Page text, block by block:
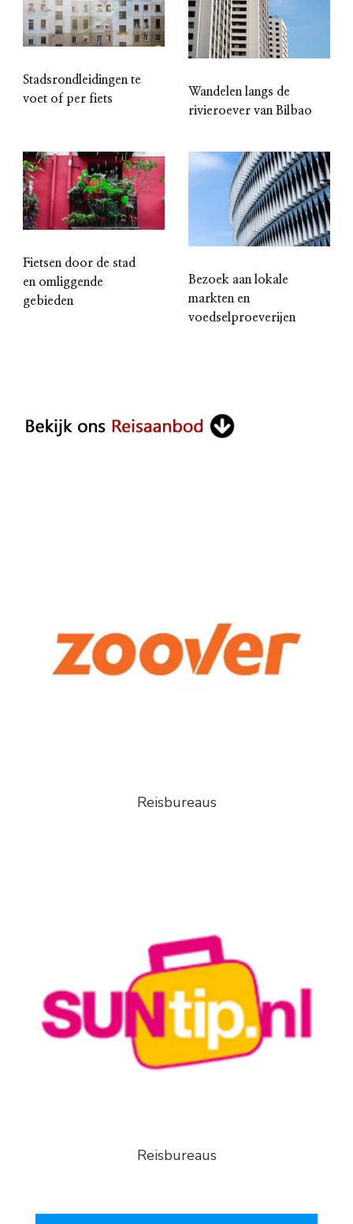
Stadsrondleidingen te
voet of per fiets
Wandelen langs de
rivieroever van Bilbao
Fietsen door de stad
en omliggende
gebieden
Bezoek aan lokale
markten en
voedselproeverijen
Reisbureaus
Reisbureaus